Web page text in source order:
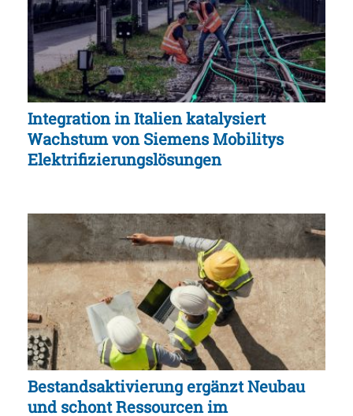
Integration in Italien katalysiert
Wachstum von Siemens Mobilitys
Elektrifizierungslösungen
Bestandsaktivierung ergänzt Neubau
und schont Ressourcen im